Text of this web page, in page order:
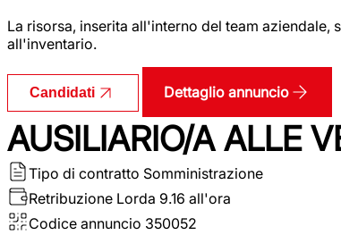
La risorsa, inserita all'interno del team
all'inventario.
Candidati Dettaglio annuncio
AUSILIARIO/A ALLE
Tipo di contratto Somministrazione
Retribuzione Lorda 9.16 all'ora
Codice annuncio 350052